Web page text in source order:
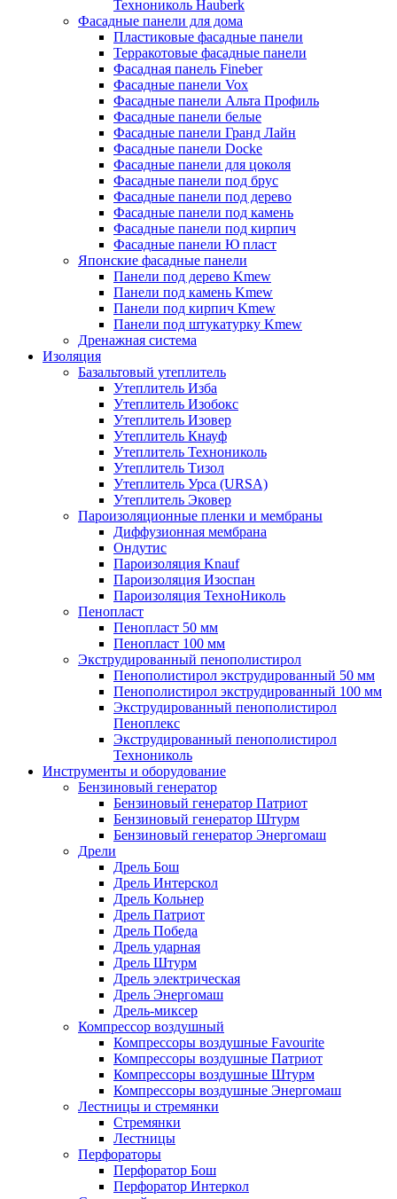
Технониколь Hauberk
Фасадные панели для дома
Пластиковые фасадные панели
Терракотовые фасадные панели
Фасадная панель Fineber
Фасадные панели Vox
Фасадные панели Альта Профиль
Фасадные панели белые
Фасадные панели Гранд Лайн
Фасадные панели Docke
Фасадные панели для цоколя
Фасадные панели под брус
Фасадные панели под дерево
Фасадные панели под камень
Фасадные панели под кирпич
Фасадные панели Ю пласт
Японские фасадные панели
Панели под дерево Kmew
Панели под камень Kmew
Панели под кирпич Kmew
Панели под штукатурку Kmew
Дренажная система
Изоляция
Базальтовый утеплитель
Утеплитель Изба
Утеплитель Изобокс
Утеплитель Изовер
Утеплитель Кнауф
Утеплитель Технониколь
Утеплитель Тизол
Утеплитель Урса (URSA)
Утеплитель Эковер
Пароизоляционные пленки и мембраны
Диффузионная мембрана
Ондутис
Пароизоляция Knauf
Пароизоляция Изоспан
Пароизоляция ТехноНиколь
Пенопласт
Пенопласт 50 мм
Пенопласт 100 мм
Экструдированный пенополистирол
Пенополистирол экструдированный 50 мм
Пенополистирол экструдированный 100 мм
Экструдированный пенополистирол
Пеноплекс
Экструдированный пенополистирол
Технониколь
Инструменты и оборудование
Бензиновый генератор
Бензиновый генератор Патриот
Бензиновый генератор Штурм
Бензиновый генератор Энергомаш
Дрели
Дрель Бош
Дрель Интерскол
Дрель Кольнер
Дрель Патриот
Дрель Победа
Дрель ударная
Дрель Штурм
Дрель электрическая
Дрель Энергомаш
Дрель-миксер
Компрессор воздушный
Компрессоры воздушные Favourite
Компрессоры воздушные Патриот
Компрессоры воздушные Штурм
Компрессоры воздушные Энергомаш
Лестницы и стремянки
Стремянки
Лестницы
Перфораторы
Перфоратор Бош
Перфоратор Интеркол